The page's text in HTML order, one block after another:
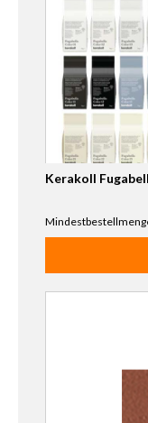
Kerakoll